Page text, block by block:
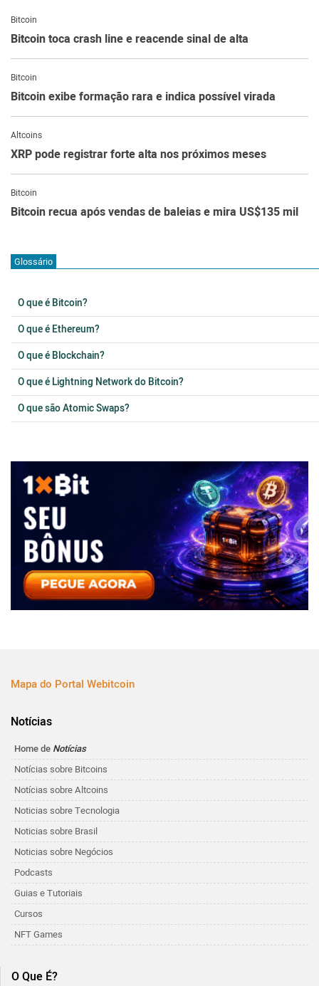
Bitcoin
Bitcoin toca crash line e reacende sinal de alta
Bitcoin
Bitcoin exibe formação rara e indica possível virada
Altcoins
XRP pode registrar forte alta nos próximos meses
Bitcoin
Bitcoin recua após vendas de baleias e mira US$135 mil
Glossário
O que é Bitcoin?
O que é Ethereum?
O que é Blockchain?
O que é Lightning Network do Bitcoin?
O que são Atomic Swaps?
Mapa do Portal Webitcoin
Notícias
Home de Notícias
Notícias sobre Bitcoins
Notícias sobre Altcoins
Noticias sobre Tecnologia
Noticias sobre Brasil
Noticias sobre Negócios
Podcasts
Guias e Tutoriais
Cursos
NFT Games
O Que É?